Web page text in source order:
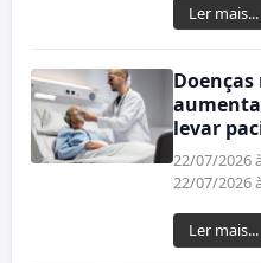
Ler mais...
levar
22/07/2026
22/07/2026
Ler mais...